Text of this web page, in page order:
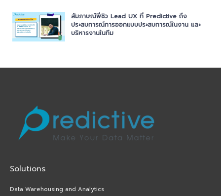
สัมภาษณ์พี่ชิว Lead UX ที่ Predictive ถึง
ประสบการณ์การออกแบบประสบการณ์ในงาน และ
บริหารงานในทีม
Solutions
Data Warehousing and Analytics